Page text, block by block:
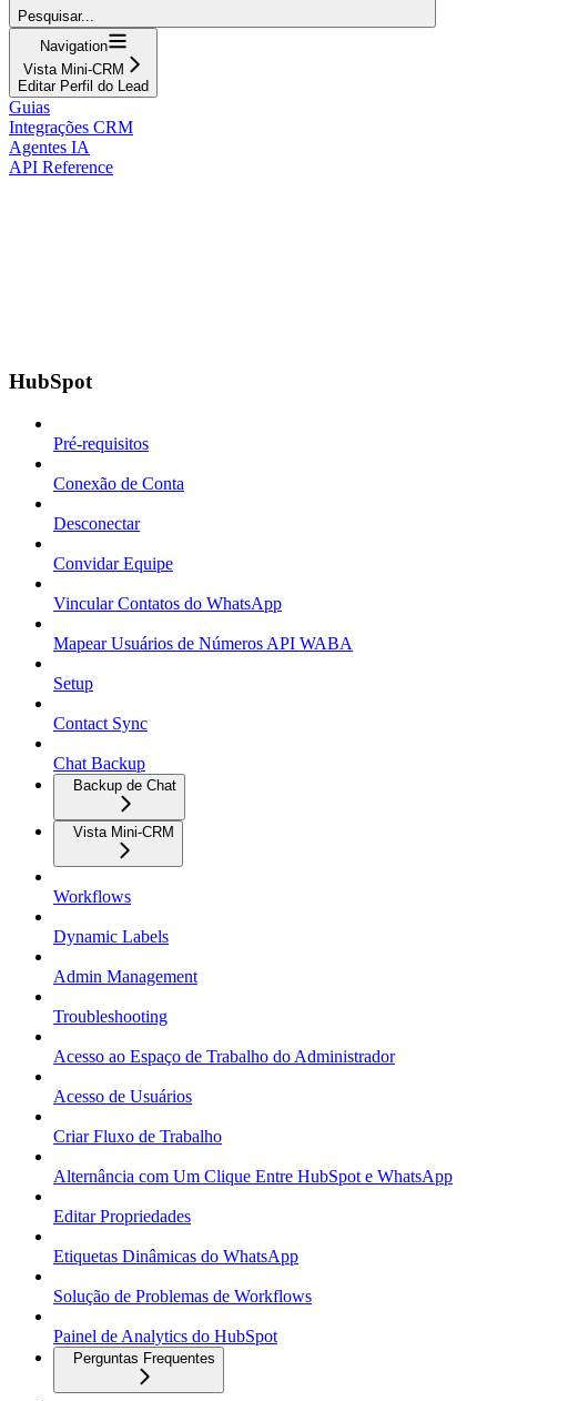
Pesquisar...
Navigation
Vista Mini-CRM
Editar Perfil do Lead
Guias
Integrações CRM
Agentes IA
API Reference
HubSpot
Pré-requisitos
Conexão de Conta
Desconectar
Convidar Equipe
Vincular Contatos do WhatsApp
Mapear Usuários de Números API WABA
Setup
Contact Sync
Chat Backup
Backup de Chat
Vista Mini-CRM
Workflows
Dynamic Labels
Admin Management
Troubleshooting
Acesso ao Espaço de Trabalho do Administrador
Acesso de Usuários
Criar Fluxo de Trabalho
Alternância com Um Clique Entre HubSpot e WhatsApp
Editar Propriedades
Etiquetas Dinâmicas do WhatsApp
Solução de Problemas de Workflows
Painel de Analytics do HubSpot
Perguntas Frequentes